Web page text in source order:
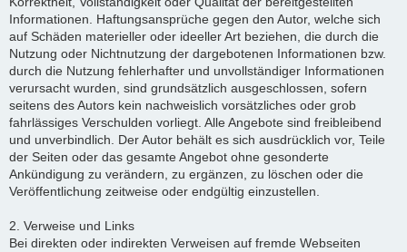
Informationen. Haftungsansprüche gegen den Autor, welche sich
auf Schäden materieller oder ideeller Art beziehen, die durch die
Nutzung oder Nichtnutzung der dargebotenen Informationen bzw.
durch die Nutzung fehlerhafter und unvollständiger Informationen
verursacht wurden, sind grundsätzlich ausgeschlossen, sofern
seitens des Autors kein nachweislich vorsätzliches oder grob
fahrlässiges Verschulden vorliegt. Alle Angebote sind freibleibend
und unverbindlich. Der Autor behält es sich ausdrücklich vor, Teile
der Seiten oder das gesamte Angebot ohne gesonderte
Ankündigung zu verändern, zu ergänzen, zu löschen oder die
Veröffentlichung zeitweise oder endgültig einzustellen.
2. Verweise und Links
Bei direkten oder indirekten Verweisen auf fremde Webseiten